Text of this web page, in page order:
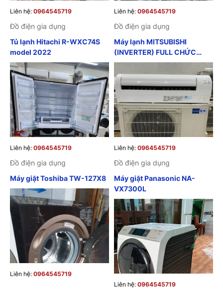
Liên hệ: 0964545719 Liên hệ: 0964545719
Đồ điện gia dụng
Tủ lạnh Hitachi R-WXC74S
model 2022
Liên hệ: 0964545719
Đồ điện gia dụng
Máy lạnh MITSUBISHI
(INVERTER) FULL CHỨC
NĂNG TỪ 1HP - 4HP
Liên hệ: 0964545719
Đồ điện gia dụng
Máy giặt Toshiba TW-127X8
Liên hệ: 0964545719
Đồ điện gia dụng
Máy giặt Panasonic NA-
VX7300L
Liên hệ: 0964545719